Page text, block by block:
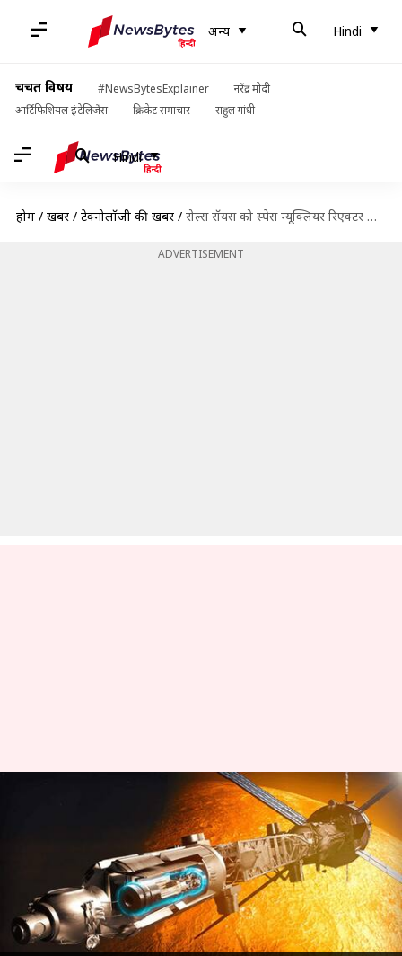
अन्य Hindi
चर्चित विषय #NewsBytesExplainer
नरेंद्र मोदी
आर्टिफिशियल इंटेलिजेंस
क्रिकेट समाचार राहुल गांधी
Hindi
होम / खबरें / टेक्नोलॉजी की खबरें / रोल्स रॉयस को स्पेस न्यूक्लियर रिएक्टर के लिए UK अंतरिक्ष एजेंसी से मिली फंडिंग
ADVERTISEMENT
रोल्स रॉयस को स्पेस न्यूक्लियर
रिएक्टर के लिए UK अंतरिक्ष एजेंसी से
मिली फंडिंग
बिश्वजीत कुमार Jul 23, 2024 03:13 pm
क्या है खबर?